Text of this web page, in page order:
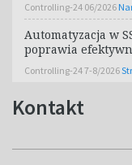
Kontakt
Controlling-24 06/2026
Automatyzacja w
poprawia
Controlling-24 7-8/2026